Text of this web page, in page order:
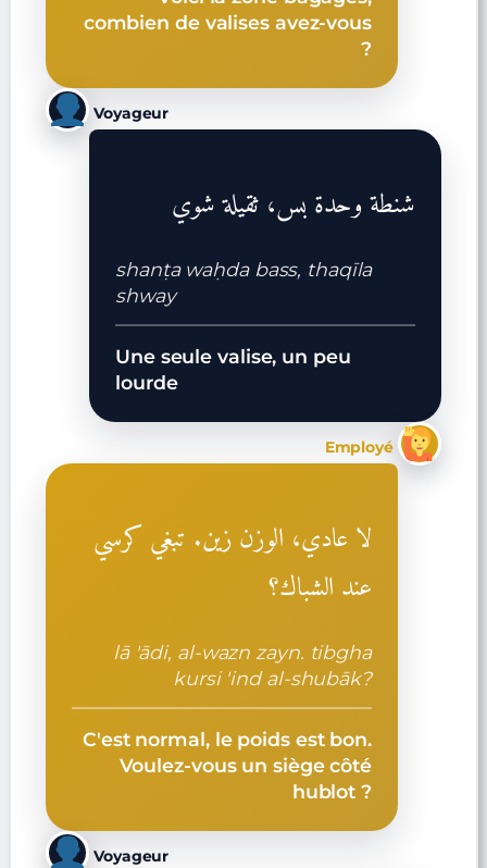
combien de valises avez-vous
?
Voyageur
شنطة وحدة بس، ثقيلة شوي
shanṭa waḥda bass, thaqīla
shway
Une seule valise, un peu
lourde
Employé
لا عادي، الوزن زين. تبغي كرسي
عند الشباك؟
lā 'ādi, al-wazn zayn. tibgha
kursi 'ind al-shubāk?
C'est normal, le poids est bon.
Voulez-vous un siège côté
hublot ?
Voyageur